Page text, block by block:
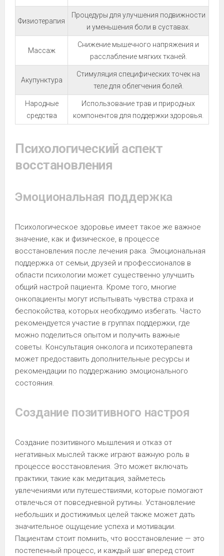
Физиотерапия
Процедуры для улучшения подвижности
и уменьшения боли в суставах.
Массаж
Снижение мышечного напряжения и
расслабление мягких тканей.
Акупунктура
Стимуляция специфических точек на
теле для облегчения болей.
Народные
средства
Использование трав и природных
компонентов для поддержки здоровья.
Психологический аспект
восстановления
Эмоциональная поддержка
Психологическое здоровье имеет такое же важное
значение, как и физическое, в процессе
восстановления после лечения рака. Эмоциональная
поддержка от семьи, друзей и профессионалов в
области психологии может существенно улучшить
общий настрой пациента. Кроме того, многие
онкопациенты могут испытывать чувства страха и
беспокойства, которых необходимо избегать. Часто
рекомендуется участие в группах поддержки, где
можно поделиться опытом и получить важные
советы. Консультация онколога и психотерапевта
может предоставить дополнительные ресурсы и
рекомендации по поддержанию эмоционального
состояния.
Создание позитивного настроя
Создание позитивного мышления и отказ от
негативных мыслей также играют важную роль в
процессе восстановления. Это может включать
практики, такие как медитация, займетесь
увлечениями или путешествиями, которые помогают
отвлечься от повседневной рутины. Установление
небольших и достижимых целей также может дать
значительное ощущение успеха и мотивации.
Пациентам стоит помнить, что восстановление — это
постепенный процесс, и каждый шаг вперед стоит